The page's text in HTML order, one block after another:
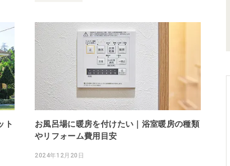
ト
お風呂場に暖房を付けたい｜浴室暖房の種類
やリフォーム費用目安
2024年12月20日